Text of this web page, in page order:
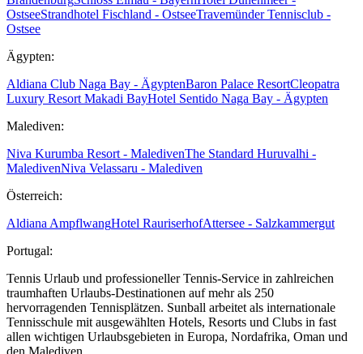
OstseeStrandhotel Fischland - OstseeTravemünder Tennisclub -
Ostsee
Ägypten:
Aldiana Club Naga Bay - ÄgyptenBaron Palace ResortCleopatra
Luxury Resort Makadi BayHotel Sentido Naga Bay - Ägypten
Malediven:
Niva Kurumba Resort - MaledivenThe Standard Huruvalhi -
MaledivenNiva Velassaru - Malediven
Österreich:
Aldiana AmpflwangHotel RauriserhofAttersee - Salzkammergut
Portugal:
Tennis Urlaub und professioneller Tennis-Service in zahlreichen
traumhaften Urlaubs-Destinationen auf mehr als 250
hervorragenden Tennisplätzen. Sunball arbeitet als internationale
Tennisschule mit ausgewählten Hotels, Resorts und Clubs in fast
allen wichtigen Urlaubsgebieten in Europa, Nordafrika, Oman und